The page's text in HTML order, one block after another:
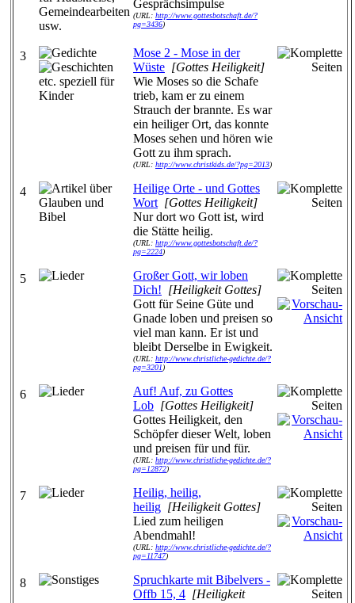
Gesprächsimpulse
(URL: http://www.gottesbotschaft.de/?
pg=3436)
3
Mose 2 - Mose in der
Wüste [Gottes Heiligkeit]
Wie Moses so die Schafe
trieb, kam er zu einem
Strauch der brannte. Es war
ein heiliger Ort, das konnte
Moses sehen und hören wie
Gott zu ihm sprach.
(URL: http://www.christkids.de/?pg=2013)
4
Heilige Orte - und Gottes
Wort [Gottes Heiligkeit]
Nur dort wo Gott ist, wird
die Stätte heilig.
(URL: http://www.gottesbotschaft.de/?
pg=2224)
5
Großer Gott, wir loben
Dich! [Heiligkeit Gottes]
Gott für Seine Güte und
Gnade loben und preisen so
viel man kann. Er ist und
bleibt Derselbe in Ewigkeit.
(URL: http://www.christliche-gedichte.de/?
pg=3201)
6
Auf! Auf, zu Gottes
Lob [Gottes Heiligkeit]
Gottes Heiligkeit, den
Schöpfer dieser Welt, loben
und preisen für und für.
(URL: http://www.christliche-gedichte.de/?
pg=12872)
7
Heilig, heilig,
heilig [Heiligkeit Gottes]
Lied zum heiligen
Abendmahl!
(URL: http://www.christliche-gedichte.de/?
pg=11747)
8
Spruchkarte mit Bibelvers -
Offb 15, 4 [Heiligkeit